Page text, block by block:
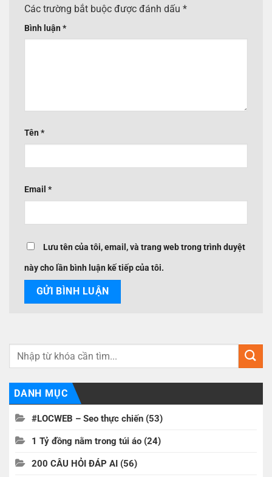
Các trường bắt buộc được đánh dấu *
Bình luận *
Tên *
Email *
Lưu tên của tôi, email, và trang web trong trình duyệt
này cho lần bình luận kế tiếp của tôi.
DANH MỤC
#LOCWEB – Seo thực chiến (53)
1 Tỷ đồng nằm trong túi áo (24)
200 CÂU HỎI ĐÁP AI (56)